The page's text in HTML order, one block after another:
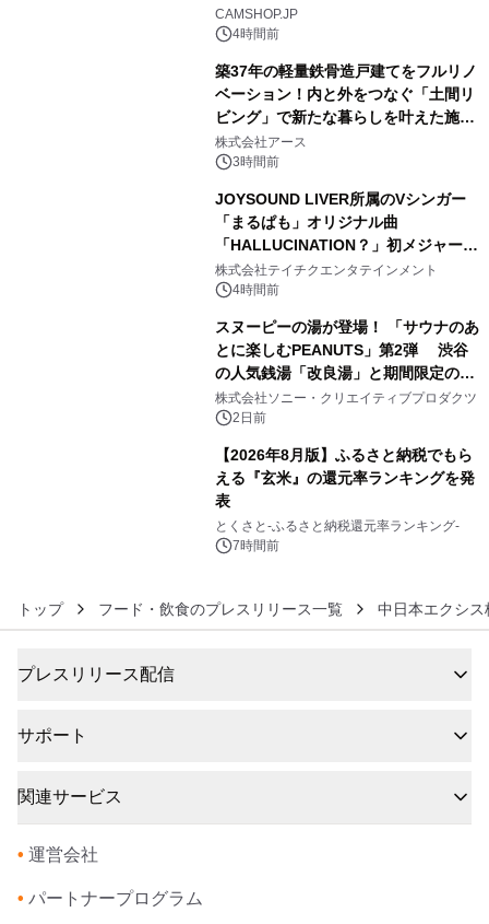
CAMSHOP.JP
4時間前
築37年の軽量鉄骨造戸建てをフルリノ
ベーション！内と外をつなぐ「土間リ
ビング」で新たな暮らしを叶えた施工
事例を株式会社アースが公開
株式会社アース
3時間前
JOYSOUND LIVER所属のVシンガー
「まるぱも」オリジナル曲
「HALLUCINATION？」初メジャー配
信リリース決定！
株式会社テイチクエンタテインメント
4時間前
スヌーピーの湯が登場！ 「サウナのあ
とに楽しむPEANUTS」第2弾 渋谷
の人気銭湯「改良湯」と期間限定のコ
ラボレーション サウナイキタイコラ
ボグッズも発売決定！
株式会社ソニー・クリエイティブプロダクツ
2日前
【2026年8月版】ふるさと納税でもら
える『玄米』の還元率ランキングを発
表
とくさと-ふるさと納税還元率ランキング-
7時間前
トップ フード・飲食のプレスリリース一覧 中日本エクシ
プレスリリース配信
サポート
関連サービス
• 運営会社
• パートナープログラム